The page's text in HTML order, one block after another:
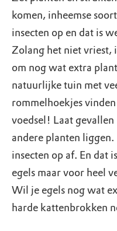
komen, inheemse
insecten op en dat is
Zolang het niet vriest,
om nog wat extra
natuurlijke tuin met
rommelhoekjes
voedsel! Laat
andere planten
insecten op af. En dat
egels maar voor heel
Wil je egels nog wat
harde kattenbrokken